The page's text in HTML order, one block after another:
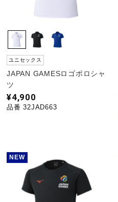
アウトドア／レイン
サポーター
健康／エクササイ
メディカル
ユニセックス
JAPAN GAMESロゴポロシャ
ツ
¥4,900
品番 32JAD663
NEW